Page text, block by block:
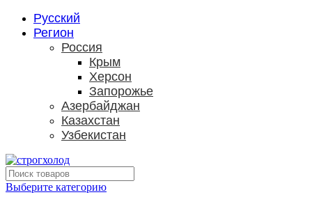
Русский
Регион
Россия
Крым
Херсон
Запорожье
Азербайджан
Казахстан
Узбекистан
Выберите категорию